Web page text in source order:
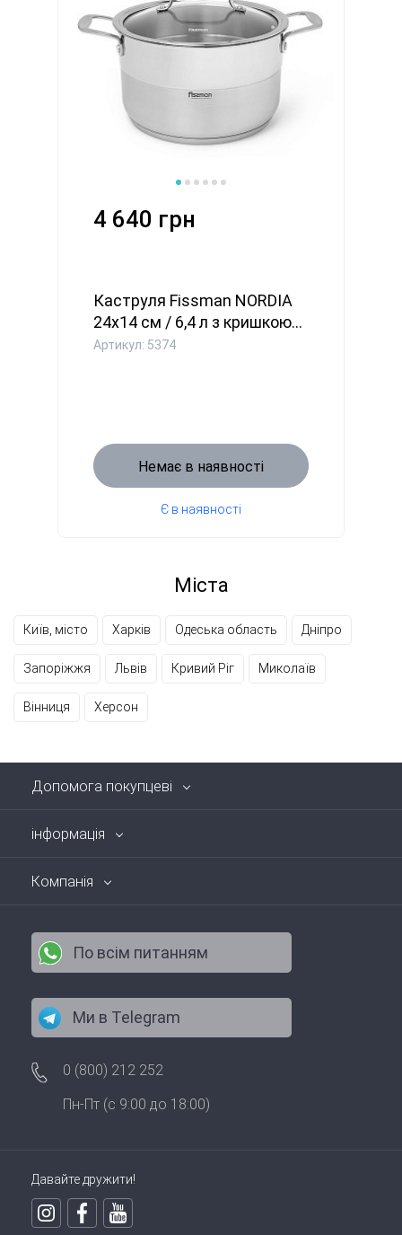
4 640 грн
Каструля Fissman NORDIA
24x14 см / 6,4 л з кришкою...
Артикул: 5374
Немає в наявності
Є в наявності
Міста
Київ, місто Харків Одеська область Дніпро
Запоріжжя Львів Кривий Ріг Миколаїв
Вінниця Херсон
Допомога покупцеві
інформація
Компанія
По всім питанням
Ми в Telegram
0 (800) 212 252
Пн-Пт (с 9:00 до 18:00)
Давайте дружити!